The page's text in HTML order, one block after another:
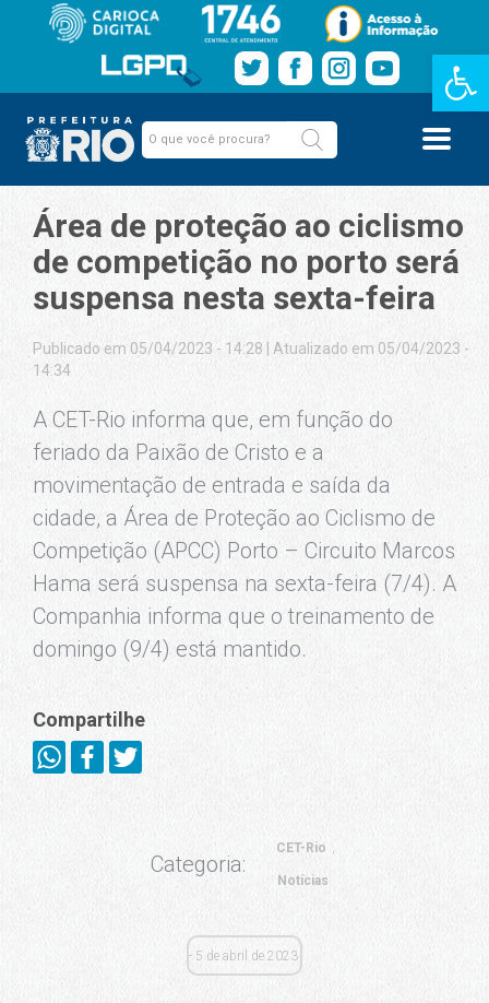
Barra de
Área de proteção ao ciclismo
de competição no porto será
suspensa nesta sexta-feira
Publicado em 05/04/2023 - 14:28
Atualizado em 05/04/2023 -
14:34
A CET-Rio informa que, em função do
feriado da Paixão de Cristo e a
movimentação de entrada e saída da
cidade, a Área de Proteção ao Ciclismo de
Competição (APCC) Porto – Circuito Marcos
Hama será suspensa na sexta-feira (7/4). A
Companhia informa que o treinamento de
domingo (9/4) está mantido.
Compartilhe
Categoria:
CET-Rio
Notícias
5 de abril de 2023